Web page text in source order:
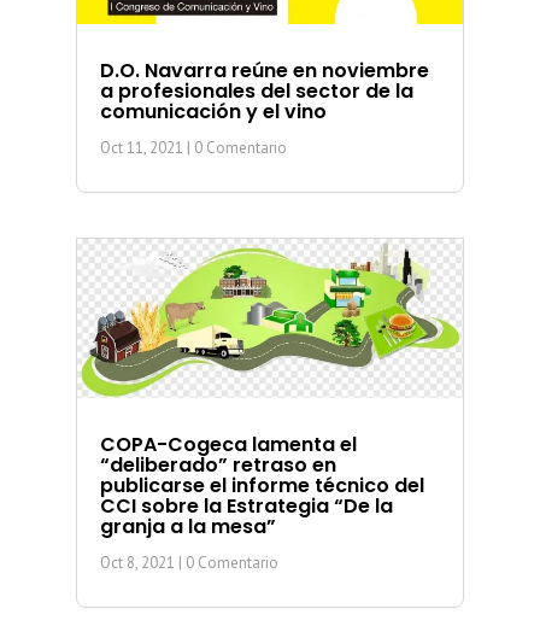
D.O. Navarra reúne en noviembre
a profesionales del sector de la
comunicación y el vino
Oct 11, 2021 | 0 Comentario
COPA-Cogeca lamenta el
“deliberado” retraso en
publicarse el informe técnico del
CCI sobre la Estrategia “De la
granja a la mesa”
Oct 8, 2021 | 0 Comentario